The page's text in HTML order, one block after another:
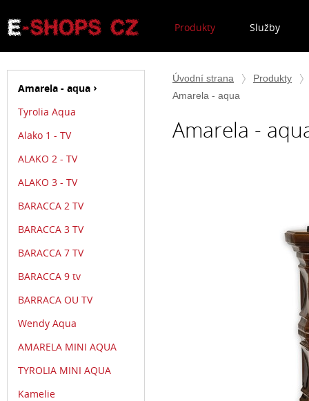
Produkty Služby
Úvodní strana
Produkty
Amarela - aqua
Amarela -
Amarela - aqua
Tyrolia Aqua
Alako 1 - TV
ALAKO 2 - TV
ALAKO 3 - TV
BARACCA 2 TV
BARACCA 3 TV
BARACCA 7 TV
BARACCA 9 tv
BARRACA OU TV
Wendy Aqua
AMARELA MINI AQUA
TYROLIA MINI AQUA
Kamelie